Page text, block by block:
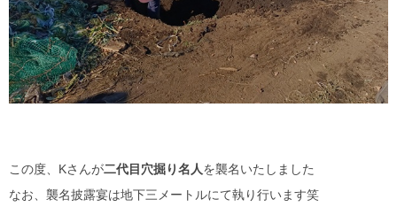
この度、Kさんが二代目穴掘り名人を襲名いたしました
なお、襲名披露宴は地下三メートルにて執り行います笑